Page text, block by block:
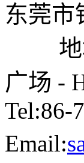
东莞
地址
广场 -
Tel:86-
Email: